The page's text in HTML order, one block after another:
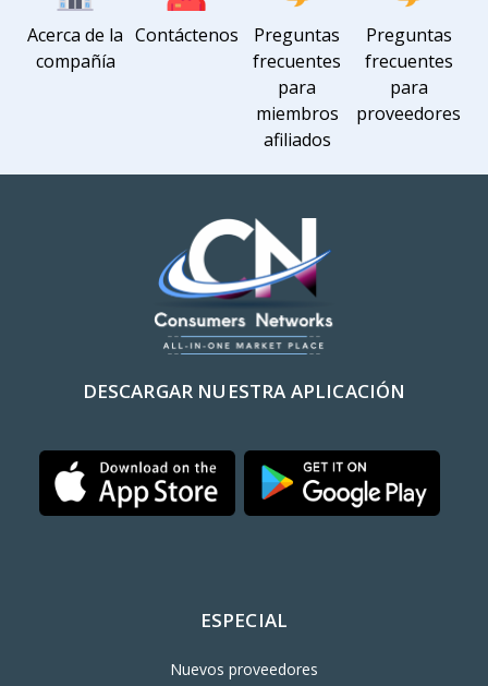
Acerca de la
compañía
Contáctenos
Preguntas
frecuentes
para
miembros
afiliados
Preguntas
frecuentes
para
proveedores
DESCARGAR NUESTRA APLICACIÓN
ESPECIAL
Nuevos proveedores